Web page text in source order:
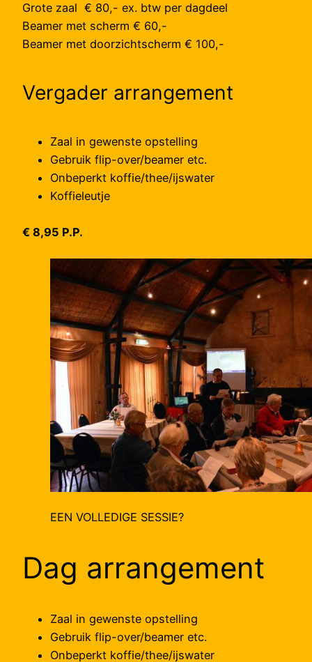
Grote zaal € 80,- ex. btw per dagdeel
Beamer met scherm € 60,-
Beamer met doorzichtscherm € 100,-
Vergader arrangement
Zaal in gewenste opstelling
Gebruik flip-over/beamer etc.
Onbeperkt koffie/thee/ijswater
Koffieleutje
€ 8,95 P.P.
EEN VOLLEDIGE SESSIE?
Dag arrangement
Zaal in gewenste opstelling
Gebruik flip-over/beamer etc.
Onbeperkt koffie/thee/ijswater